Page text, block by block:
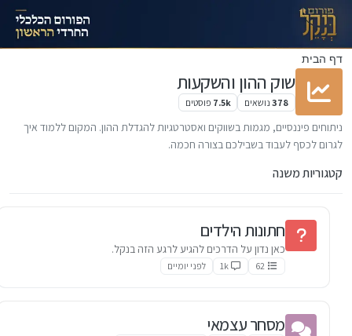
לתוכן
דף הבית
שוק ההון והשקעות
378נושאים 7.5kפוסטים
ניתוחים פיננסיים, מגמות בשווקים ואסטרטגיות להגדלת ההון. המקום ללמוד איך
לגרום לכסף לעבוד בשבילכם בצורה חכמה.
קטגוריות משנה
חתונות הילדים
כאן נדון על הדרכים להגיע לרגע הזה בנקל.
62
1k לפני יומיים
מסחר עצמאי